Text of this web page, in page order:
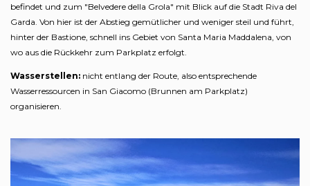
befindet und zum "Belvedere della Grola" mit Blick auf die Stadt Riva del
Garda. Von hier ist der Abstieg gemütlicher und weniger steil und führt,
hinter der Bastione, schnell ins Gebiet von Santa Maria Maddalena, von
wo aus die Rückkehr zum Parkplatz erfolgt.
Wasserstellen: nicht entlang der Route, also entsprechende
Wasserressourcen in San Giacomo (Brunnen am Parkplatz)
organisieren.